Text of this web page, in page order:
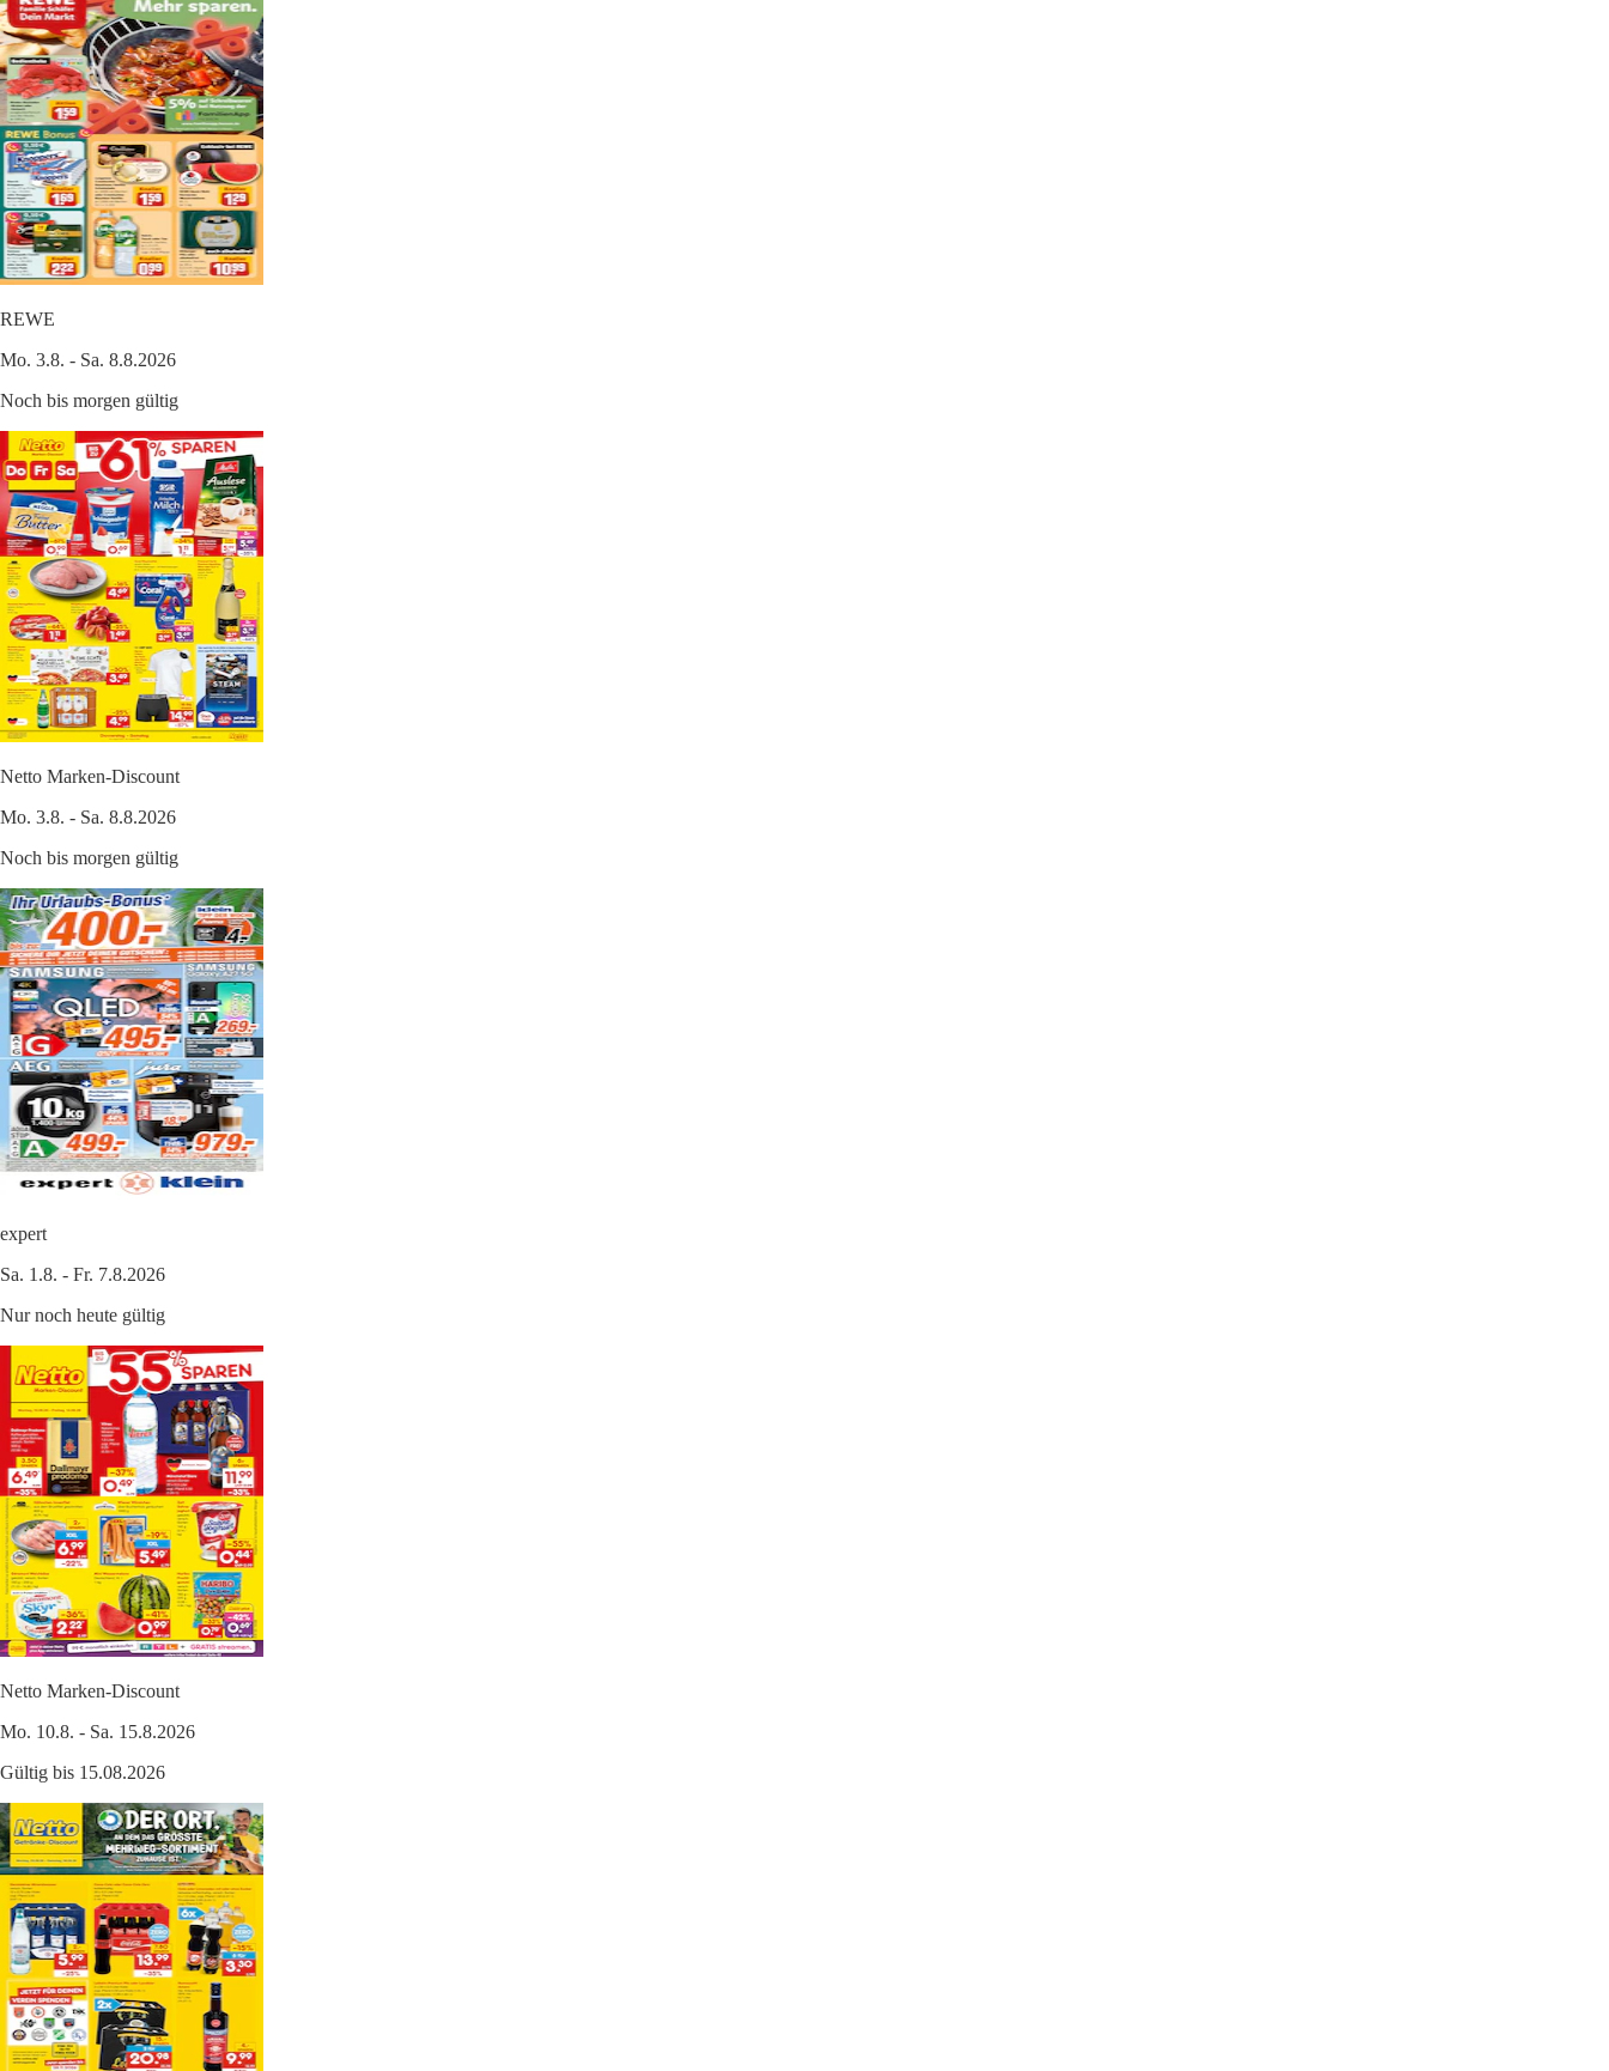
REWE
Mo. 3.8. - Sa. 8.8.2026
Noch bis morgen gültig
Netto Marken-Discount
Mo. 3.8. - Sa. 8.8.2026
Noch bis morgen gültig
expert
Sa. 1.8. - Fr. 7.8.2026
Nur noch heute gültig
Netto Marken-Discount
Mo. 10.8. - Sa. 15.8.2026
Gültig bis 15.08.2026